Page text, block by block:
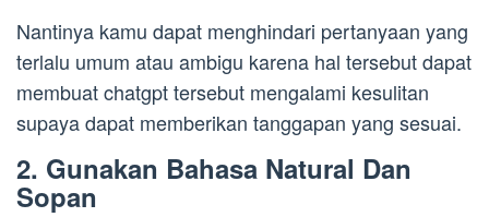
Nantinya kamu dapat menghindari pertanyaan yang
terlalu umum atau ambigu karena hal tersebut dapat
membuat chatgpt tersebut mengalami kesulitan
supaya dapat memberikan tanggapan yang sesuai.
2. Gunakan Bahasa Natural Dan
Sopan